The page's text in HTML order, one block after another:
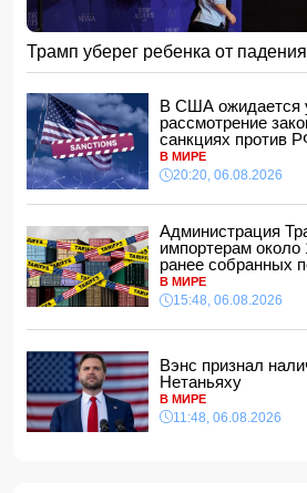
В Японии заявили о запуске КНДР
ракеты
15:28, 06.08.2026
За месяц пограничники задержали
лиц
15:08, 06.08.2026
Конфликт из-за бабушки: в
избил жену
15:00, 06.08.2026
на Венере
14:48, 06.08.2026
В Баку 40-летний мужчина погиб,
14:40, 06.08.2026
Джейхун Байрамов: В случае
рады поставлять газ и
14:34, 06.08.2026
За семь месяцев гражданам
манатов
14:28, 06.08.2026
Трамп уберег ребенка от
В США ожидается
рассмотрение
санкциях против
В МИРЕ
20:20, 06.08.2026
Администрация
импортерам
ранее собранных
В МИРЕ
15:48, 06.08.2026
Вэнс признал
Нетаньяху
В МИРЕ
11:48, 06.08.2026